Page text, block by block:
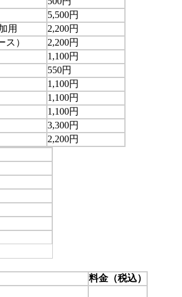
5,500円
用
2,200円
）
2,200円
1,100円
550円
1,100円
1,100円
1,100円
3,300円
2,200円
料金（税込）